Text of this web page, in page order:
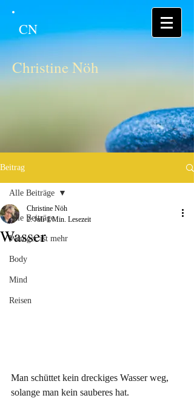
CN
Christine Nöh
Beitrag
Alle Beiträge
Weniger ist mehr
Body
Mind
Reisen
Alle Beiträge
Wasser
Christine Nöh
2. Juli 1 Min. Lesezeit
Man schüttet kein dreckiges Wasser weg,
solange man kein sauberes hat.